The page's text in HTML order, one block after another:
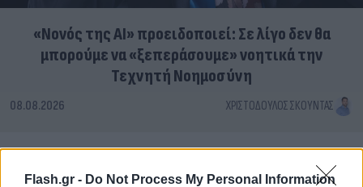
Flash.gr - Do Not Process My Personal Information
«Νονός της AI» προειδοποιεί: Σε λίγο δεν θα
μπορούμε να «ξεπεράσουμε» νοητικά την
Τεχνητή Νοημοσύνη
08.08.2026 ΧΡΙΣΤΌΔΟΥΛΟΣ ΣΚΟΎΝΤΑΣ